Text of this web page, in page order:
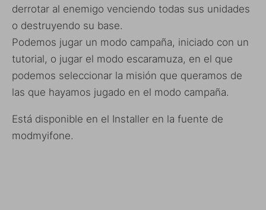
derrotar al enemigo venciendo todas sus unidades
o destruyendo su base.
Podemos jugar un modo campaña, iniciado con un
tutorial, o jugar el modo escaramuza, en el que
podemos seleccionar la misión que queramos de
las que hayamos jugado en el modo campaña.
Está disponible en el Installer en la fuente de
modmyifone.